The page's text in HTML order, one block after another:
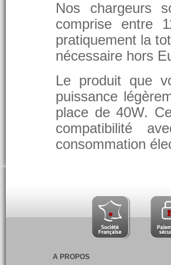
Nos chargeurs
comprise entre
pratiquement la
nécessaire hors
Le produit que
puissance
place de 40W.
compatibilité
consommation
A PROPOS